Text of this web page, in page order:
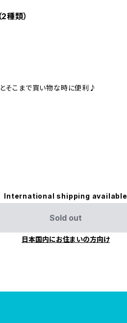
種類）
とそこまで買い物な時に便利♪
International shipping available
Sold out
日本国内にお住まいの方向け